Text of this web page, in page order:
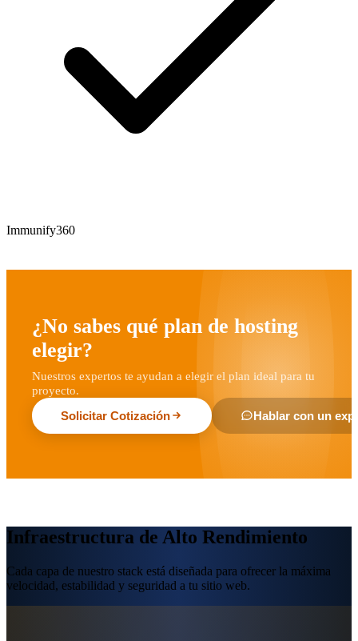
Immunify360
¿No sabes qué plan de hosting
elegir?
Nuestros expertos te ayudan a elegir el plan ideal para tu
proyecto.
Solicitar Cotización
Hablar con un
Infraestructura de Alto Rendimiento
Cada capa de nuestro stack está diseñada para ofrecer la máxima
velocidad, estabilidad y seguridad a tu sitio web.